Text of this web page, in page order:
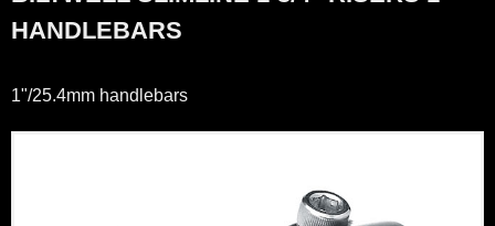
HANDLEBARS
1"/25.4mm handlebars